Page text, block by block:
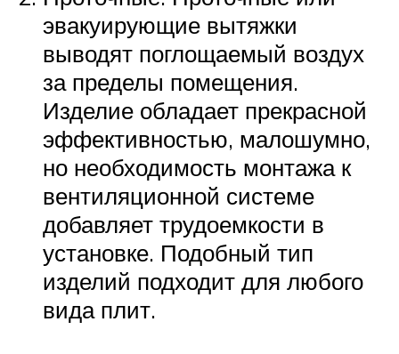
эвакуирующие вытяжки
выводят поглощаемый воздух
за пределы помещения.
Изделие обладает прекрасной
эффективностью, малошумно,
но необходимость монтажа к
вентиляционной системе
добавляет трудоемкости в
установке. Подобный тип
изделий подходит для любого
вида плит.